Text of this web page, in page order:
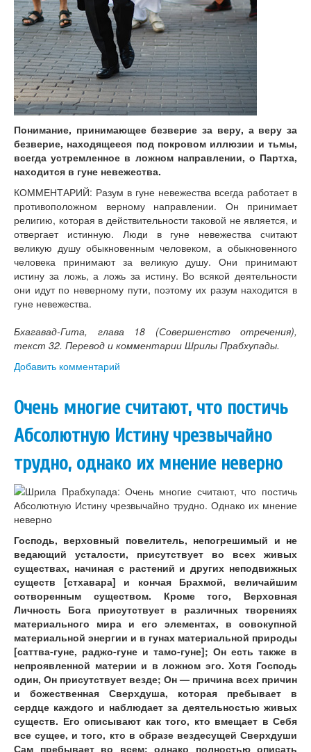
Понимание, принимающее безверие за веру, а веру за
безверие, находящееся под покровом иллюзии и тьмы,
всегда устремленное в ложном направлении, о Партха,
находится в гуне невежества.
КОММЕНТАРИЙ: Разум в гуне невежества всегда работает в
противоположном верному направлении. Он принимает
религию, которая в действительности таковой не является, и
отвергает истинную. Люди в гуне невежества считают
великую душу обыкновенным человеком, а обыкновенного
человека принимают за великую душу. Они принимают
истину за ложь, а ложь за истину. Во всякой деятельности
они идут по неверному пути, поэтому их разум находится в
гуне невежества.
Бхагавад-Гита, глава 18 (Совершенство отречения),
текст 32. Перевод и комментарии Шрилы Прабхупады.
Добавить комментарий
Очень многие считают, что постичь
Абсолютную Истину чрезвычайно
трудно, однако их мнение неверно
Господь, верховный повелитель, непогрешимый и не
ведающий усталости, присутствует во всех живых
существах, начиная с растений и других неподвижных
существ [стхавара] и кончая Брахмой, величайшим
сотворенным существом. Кроме того, Верховная
Личность Бога присутствует в различных творениях
материального мира и его элементах, в совокупной
материальной энергии и в гунах материальной природы
[саттва-гуне, раджо-гуне и тамо-гуне]; Он есть также в
непроявленной материи и в ложном эго. Хотя Господь
один, Он присутствует везде; Он — причина всех причин
и божественная Сверхдуша, которая пребывает в
сердце каждого и наблюдает за деятельностью живых
существ. Его описывают как того, кто вмещает в Себя
все сущее, и того, кто в образе вездесущей Сверхдуши
Сам пребывает во всем; однако полностью описать